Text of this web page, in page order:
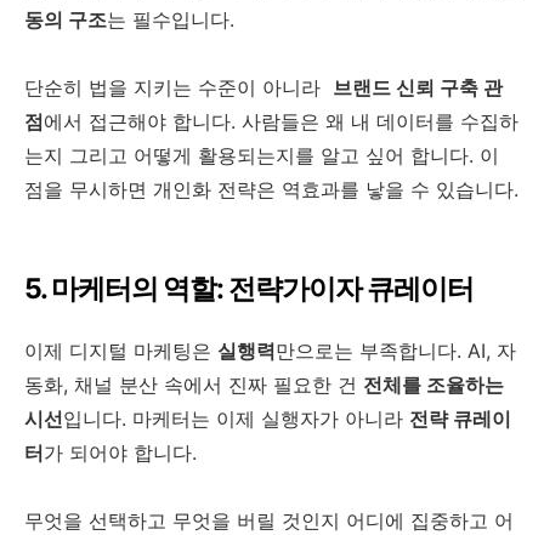
동의 구조는 필수입니다.
단순히 법을 지키는 수준이 아니라 브랜드 신뢰 구축 관
점에서 접근해야 합니다. 사람들은 왜 내 데이터를 수집하
는지 그리고 어떻게 활용되는지를 알고 싶어 합니다. 이
점을 무시하면 개인화 전략은 역효과를 낳을 수 있습니다.
5. 마케터의 역할: 전략가이자 큐레이터
이제 디지털 마케팅은 실행력만으로는 부족합니다. AI, 자
동화, 채널 분산 속에서 진짜 필요한 건 전체를 조율하는
시선입니다. 마케터는 이제 실행자가 아니라 전략 큐레이
터가 되어야 합니다.
무엇을 선택하고 무엇을 버릴 것인지 어디에 집중하고 어